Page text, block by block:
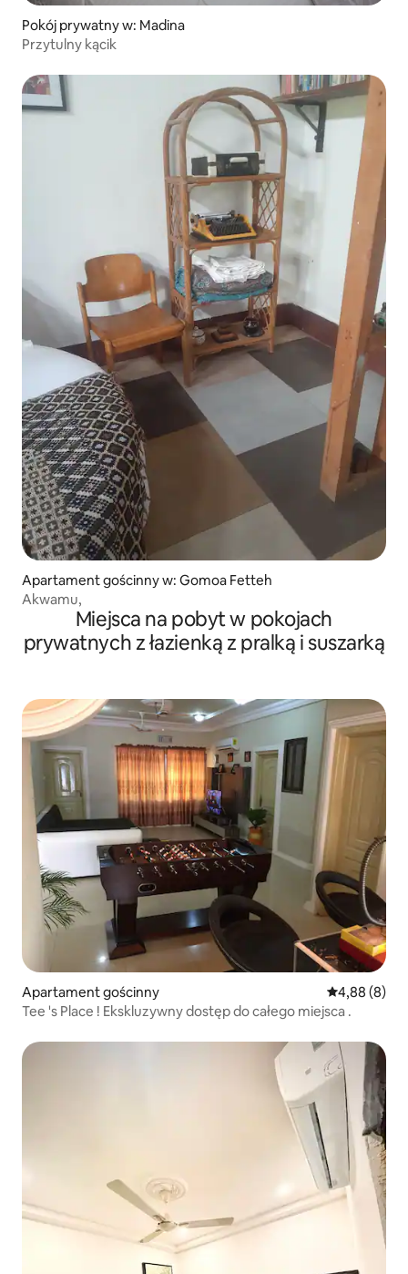
Pokój prywatny w: Madina
Przytulny kącik
Apartament gościnny w: Gomoa Fetteh
Akwamu,
Miejsca na pobyt w pokojach
prywatnych z łazienką z pralką i suszarką
Apartament gościnny Średnia
4,88 (8)
Tee 's Place ! Ekskluzywny dostęp do całego miejsca .